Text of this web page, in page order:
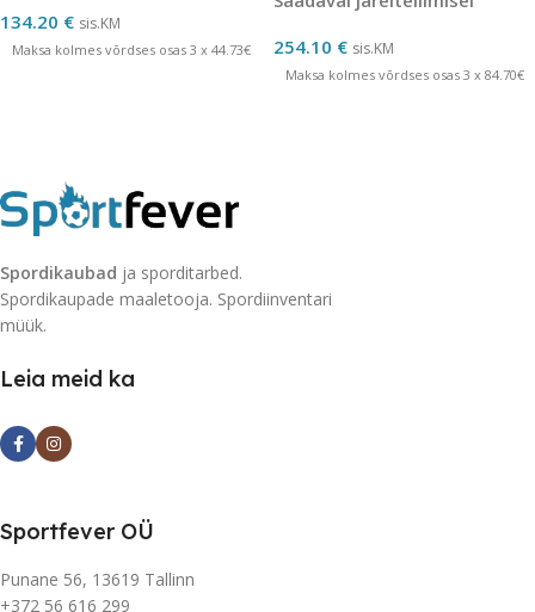
134.20 € sis.KM
Maksa kolmes võrdses osas 3 x 44.73€
254.10 € sis.KM
Maksa kolmes võrdses osas 3 x 84.70€
Spordikaubad ja sporditarbed.
Spordikaupade maaletooja. Spordiinventari
müük.
Leia meid ka
Sportfever OÜ
Punane 56, 13619 Tallinn
+372 56 616 299